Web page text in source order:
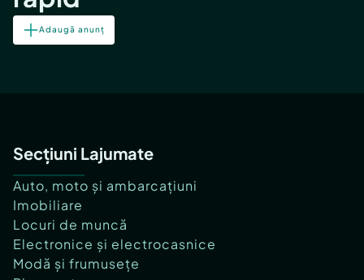
Adaugă anunț
Secțiuni Lajumate
Auto, moto și ambarcațiuni
Imobiliare
Locuri de muncă
Electronice și electrocasnice
Modă și frumusețe